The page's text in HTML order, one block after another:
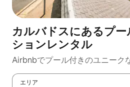
カルバドスにあるプ
ションレンタル
Airbnbでプール付きのユニーク
エリア